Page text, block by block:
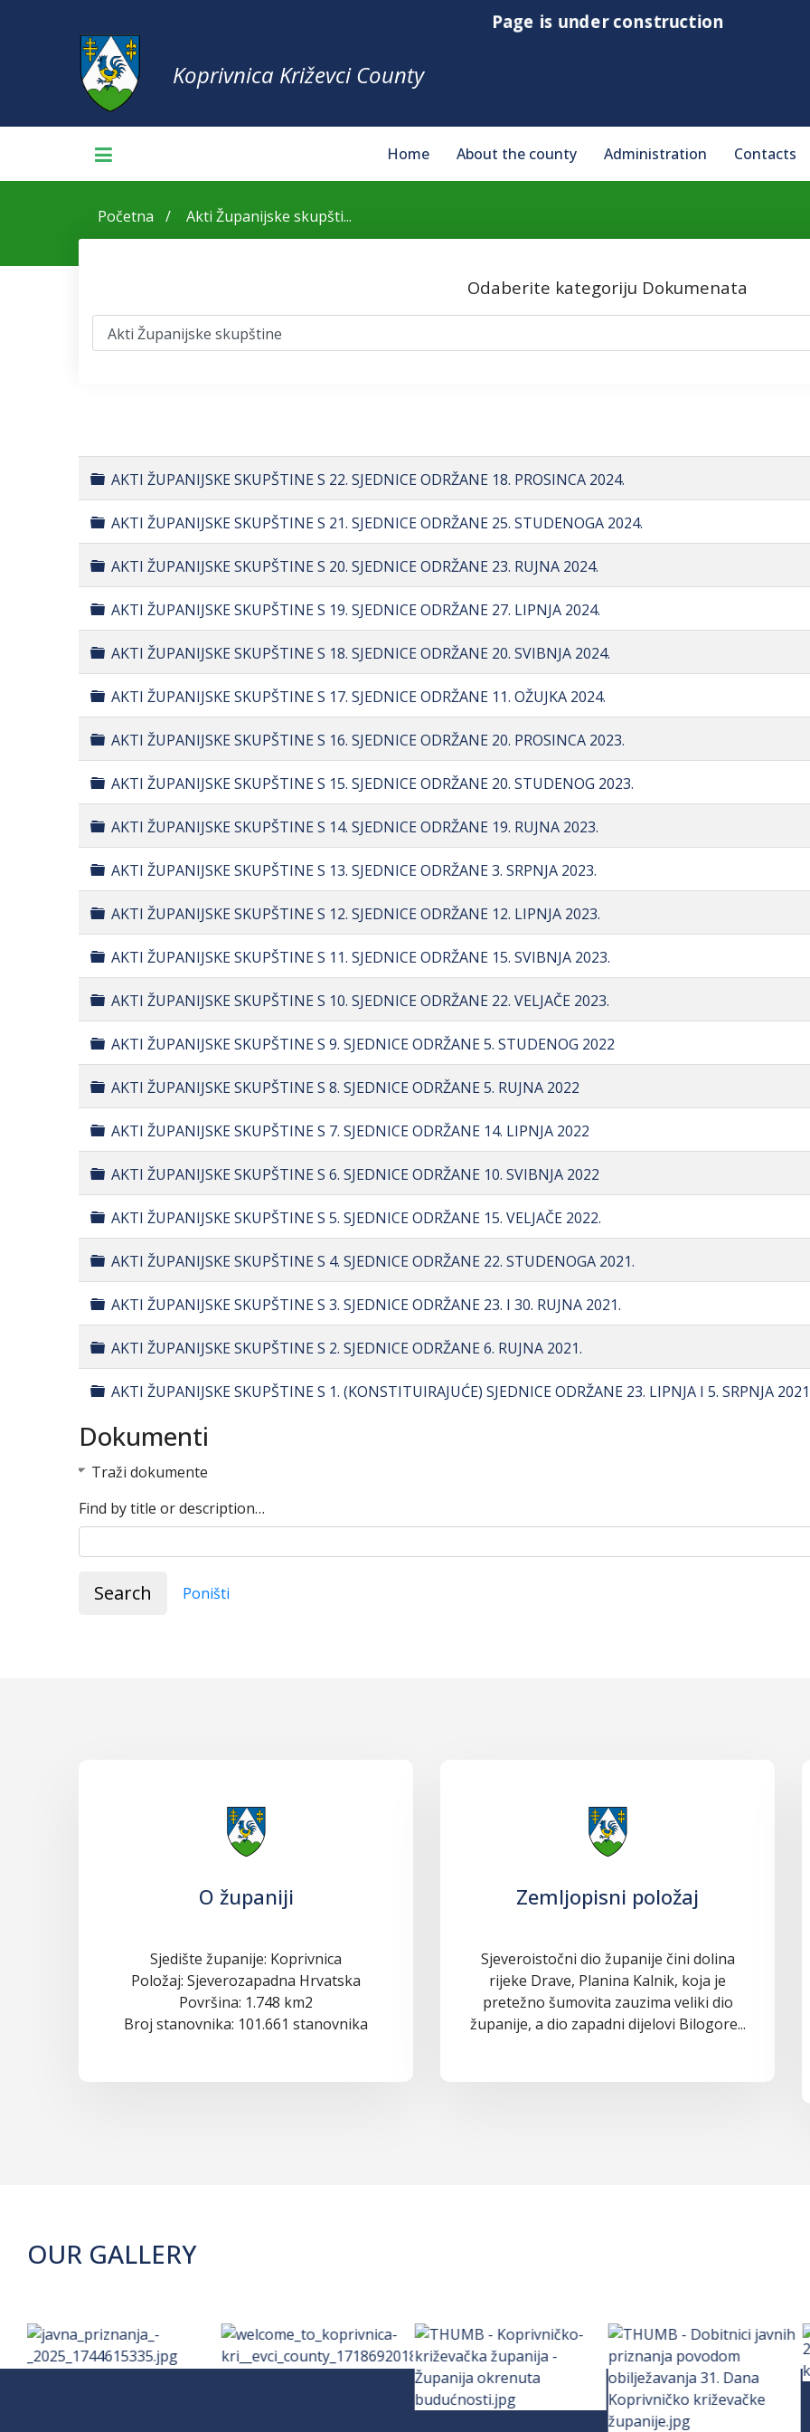
Page is under construction
Koprivnica Križevci County
Home About the county Administration Contacts
Početna Akti Županijske skupšti...
Odaberite kategoriju Dokumenata
Folder
AKTI ŽUPANIJSKE SKUPŠTINE S 22. SJEDNICE ODRŽANE 18. PROSINCA 2024.
Folder
AKTI ŽUPANIJSKE SKUPŠTINE S 21. SJEDNICE ODRŽANE 25. STUDENOGA 2024.
Folder
AKTI ŽUPANIJSKE SKUPŠTINE S 20. SJEDNICE ODRŽANE 23. RUJNA 2024.
Folder
AKTI ŽUPANIJSKE SKUPŠTINE S 19. SJEDNICE ODRŽANE 27. LIPNJA 2024.
Folder
AKTI ŽUPANIJSKE SKUPŠTINE S 18. SJEDNICE ODRŽANE 20. SVIBNJA 2024.
Folder
AKTI ŽUPANIJSKE SKUPŠTINE S 17. SJEDNICE ODRŽANE 11. OŽUJKA 2024.
Folder
AKTI ŽUPANIJSKE SKUPŠTINE S 16. SJEDNICE ODRŽANE 20. PROSINCA 2023.
Folder
AKTI ŽUPANIJSKE SKUPŠTINE S 15. SJEDNICE ODRŽANE 20. STUDENOG 2023.
Folder
AKTI ŽUPANIJSKE SKUPŠTINE S 14. SJEDNICE ODRŽANE 19. RUJNA 2023.
Folder
AKTI ŽUPANIJSKE SKUPŠTINE S 13. SJEDNICE ODRŽANE 3. SRPNJA 2023.
Folder
AKTI ŽUPANIJSKE SKUPŠTINE S 12. SJEDNICE ODRŽANE 12. LIPNJA 2023.
Folder
AKTI ŽUPANIJSKE SKUPŠTINE S 11. SJEDNICE ODRŽANE 15. SVIBNJA 2023.
Folder
AKTI ŽUPANIJSKE SKUPŠTINE S 10. SJEDNICE ODRŽANE 22. VELJAČE 2023.
Folder
AKTI ŽUPANIJSKE SKUPŠTINE S 9. SJEDNICE ODRŽANE 5. STUDENOG 2022
Folder
AKTI ŽUPANIJSKE SKUPŠTINE S 8. SJEDNICE ODRŽANE 5. RUJNA 2022
Folder
AKTI ŽUPANIJSKE SKUPŠTINE S 7. SJEDNICE ODRŽANE 14. LIPNJA 2022
Folder
AKTI ŽUPANIJSKE SKUPŠTINE S 6. SJEDNICE ODRŽANE 10. SVIBNJA 2022
Folder
AKTI ŽUPANIJSKE SKUPŠTINE S 5. SJEDNICE ODRŽANE 15. VELJAČE 2022.
Folder
AKTI ŽUPANIJSKE SKUPŠTINE S 4. SJEDNICE ODRŽANE 22. STUDENOGA 2021.
Folder
AKTI ŽUPANIJSKE SKUPŠTINE S 3. SJEDNICE ODRŽANE 23. I 30. RUJNA 2021.
Folder
AKTI ŽUPANIJSKE SKUPŠTINE S 2. SJEDNICE ODRŽANE 6. RUJNA 2021.
Folder
AKTI ŽUPANIJSKE SKUPŠTINE S 1. (KONSTITUIRAJUĆE) SJEDNICE ODRŽANE 23. LIPNJA I 5. SRPNJA
Dokumenti
Traži dokumente
Find by title or description…
Search Poništi
O županiji
Sjedište županije: Koprivnica
Položaj: Sjeverozapadna Hrvatska
Površina: 1.748 km2
Broj stanovnika: 101.661 stanovnika
Zemljopisni položaj
Sjeveroistočni dio županije čini dolina
rijeke Drave, Planina Kalnik, koja je
pretežno šumovita zauzima veliki dio
županije, a dio zapadni dijelovi Bilogore...
OUR GALLERY